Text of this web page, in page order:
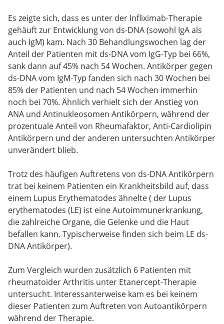
Es zeigte sich, dass es unter der Infliximab-Therapie
gehäuft zur Entwicklung von ds-DNA (sowohl IgA als
auch IgM) kam. Nach 30 Behandlungswochen lag der
Anteil der Patienten mit ds-DNA vom IgG-Typ bei 66%,
sank dann auf 45% nach 54 Wochen. Antikörper gegen
ds-DNA vom IgM-Typ fanden sich nach 30 Wochen bei
85% der Patienten und nach 54 Wochen immerhin
noch bei 70%. Ähnlich verhielt sich der Anstieg von
ANA und Antinukleosomen Antikörpern, während der
prozentuale Anteil von Rheumafaktor, Anti-Cardiolipin
Antikörpern und der anderen untersuchten Antikörper
unverändert blieb.
Trotz des häufigen Auftretens von ds-DNA Antikörpern
trat bei keinem Patienten ein Krankheitsbild auf, dass
einem Lupus Erythematodes ähnelte ( der Lupus
erythematodes (LE) ist eine Autoimmunerkrankung,
die zahlreiche Organe, die Gelenke und die Haut
befallen kann. Typischerweise finden sich beim LE ds-
DNA Antikörper).
Zum Vergleich wurden zusätzlich 6 Patienten mit
rheumatoider Arthritis unter Etanercept-Therapie
untersucht. Interessanterweise kam es bei keinem
dieser Patienten zum Auftreten von Autoantikörpern
während der Therapie.